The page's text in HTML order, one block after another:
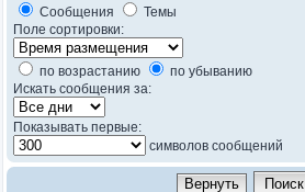
Сообщения
Темы
Поле сортировки:
по возрастанию
по убыванию
Искать сообщения за:
Показывать первые:
символов сообщений